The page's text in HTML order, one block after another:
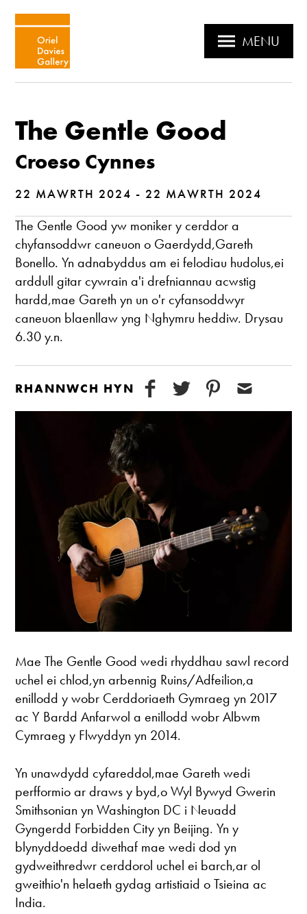
MENU
The Gentle Good
Croeso Cynnes
22 MAWRTH 2024 - 22 MAWRTH 2024
The Gentle Good yw moniker y cerddor a
chyfansoddwr caneuon o Gaerdydd,Gareth
Bonello. Yn adnabyddus am ei felodiau hudolus,ei
arddull gitar cywrain a'i drefniannau acwstig
hardd,mae Gareth yn un o'r cyfansoddwyr
caneuon blaenllaw yng Nghymru heddiw. Drysau
6.30 y.n.
RHANNWCH HYN
Mae The Gentle Good wedi rhyddhau sawl record
uchel ei chlod,yn arbennig Ruins/Adfeilion,a
enillodd y wobr Cerddoriaeth Gymraeg yn 2017
ac Y Bardd Anfarwol a enillodd wobr Albwm
Cymraeg y Flwyddyn yn 2014.
Yn unawdydd cyfareddol,mae Gareth wedi
perfformio ar draws y byd,o Wyl Bywyd Gwerin
Smithsonian yn Washington DC i Neuadd
Gyngerdd Forbidden City yn Beijing. Yn y
blynyddoedd diwethaf mae wedi dod yn
gydweithredwr cerddorol uchel ei barch,ar ol
gweithio'n helaeth gydag artistiaid o Tsieina ac
India.